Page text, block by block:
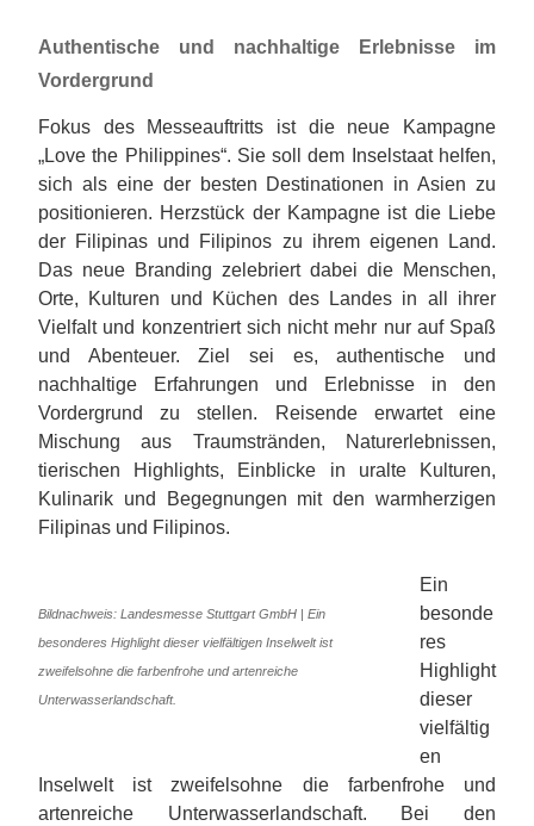
Authentische und nachhaltige Erlebnisse im
Vordergrund
Fokus des Messeauftritts ist die neue Kampagne
„Love the Philippines“. Sie soll dem Inselstaat helfen,
sich als eine der besten Destinationen in Asien zu
positionieren. Herzstück der Kampagne ist die Liebe
der Filipinas und Filipinos zu ihrem eigenen Land.
Das neue Branding zelebriert dabei die Menschen,
Orte, Kulturen und Küchen des Landes in all ihrer
Vielfalt und konzentriert sich nicht mehr nur auf Spaß
und Abenteuer. Ziel sei es, authentische und
nachhaltige Erfahrungen und Erlebnisse in den
Vordergrund zu stellen. Reisende erwartet eine
Mischung aus Traumstränden, Naturerlebnissen,
tierischen Highlights, Einblicke in uralte Kulturen,
Kulinarik und Begegnungen mit den warmherzigen
Filipinas und Filipinos.
Bildnachweis: Landesmesse Stuttgart GmbH | Ein
besonderes Highlight dieser vielfältigen Inselwelt ist
zweifelsohne die farbenfrohe und artenreiche
Unterwasserlandschaft.
Ein
besonde
res
Highlight
dieser
vielfältig
en
Inselwelt ist zweifelsohne die farbenfrohe und
artenreiche Unterwasserlandschaft. Bei den